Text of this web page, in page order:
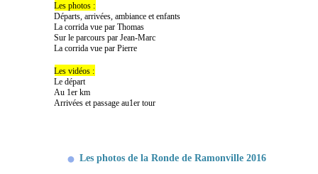
Les photos :
Départs, arrivées, ambiance et enfants
La corrida vue par Thomas
Sur le parcours par Jean-Marc
La corrida vue par Pierre
Les vidéos :
Le départ
Au 1er km
Arrivées et passage au1er tour
Les photos de la Ronde de Ramonville 2016